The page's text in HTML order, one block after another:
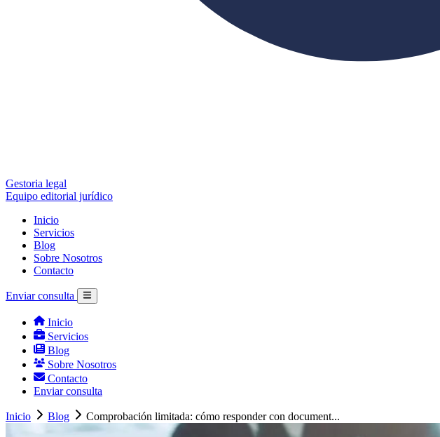
Gestoria legal
Equipo editorial jurídico
Inicio
Servicios
Blog
Sobre Nosotros
Contacto
Enviar consulta
Inicio
Servicios
Blog
Sobre Nosotros
Contacto
Enviar consulta
Inicio Blog Comprobación limitada: cómo responder con document...